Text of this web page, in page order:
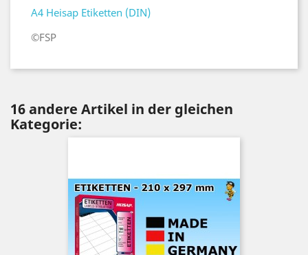
A4 Heisap Etiketten (DIN)
©FSP
16 andere Artikel in der gleichen
Kategorie: